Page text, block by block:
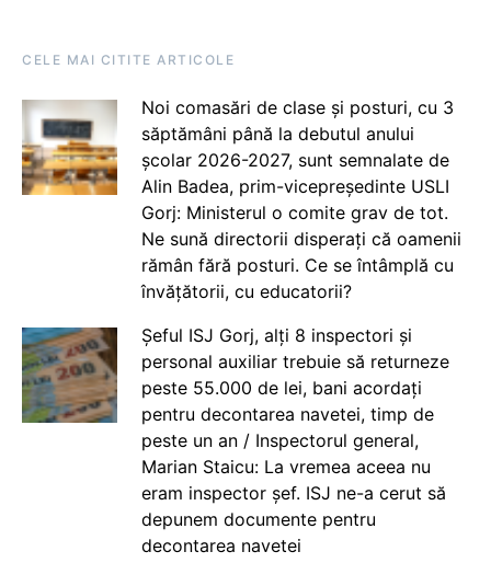
CELE MAI CITITE ARTICOLE
Noi comasări de clase și posturi, cu 3
săptămâni până la debutul anului
școlar 2026-2027, sunt semnalate de
Alin Badea, prim-vicepreședinte USLI
Gorj: Ministerul o comite grav de tot.
Ne sună directorii disperați că oamenii
rămân fără posturi. Ce se întâmplă cu
învățătorii, cu educatorii?
Șeful ISJ Gorj, alți 8 inspectori și
personal auxiliar trebuie să returneze
peste 55.000 de lei, bani acordați
pentru decontarea navetei, timp de
peste un an / Inspectorul general,
Marian Staicu: La vremea aceea nu
eram inspector șef. ISJ ne-a cerut să
depunem documente pentru
decontarea navetei